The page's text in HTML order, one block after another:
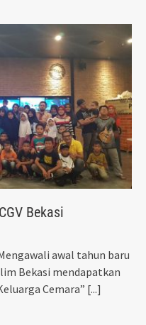
Bekasi
awal tahun baru
Bekasi mendapatkan
Cemara” [...]